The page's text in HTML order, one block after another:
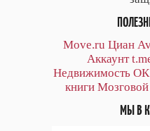
Move.ru Циан
Аккаунт
Недвижимость ОК
книги
МЫ В